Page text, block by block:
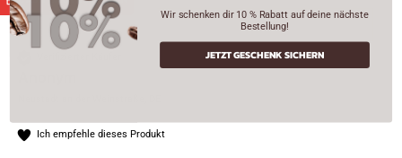
Ich empfehle dieses Produkt
Wir schenken dir 10 % Rabatt auf deine nächste
Bestellung!
JETZT GESCHENK SICHERN